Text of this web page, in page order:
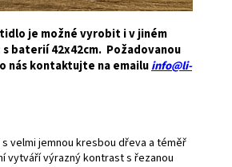
je možné vyrobit i v jiném
baterií 42x42cm. Požadovanou
nás kontaktujte na emailuinfo@li-
velmi jemnou kresbou dřeva a téměř
vytváří výrazný kontrast s řezanou